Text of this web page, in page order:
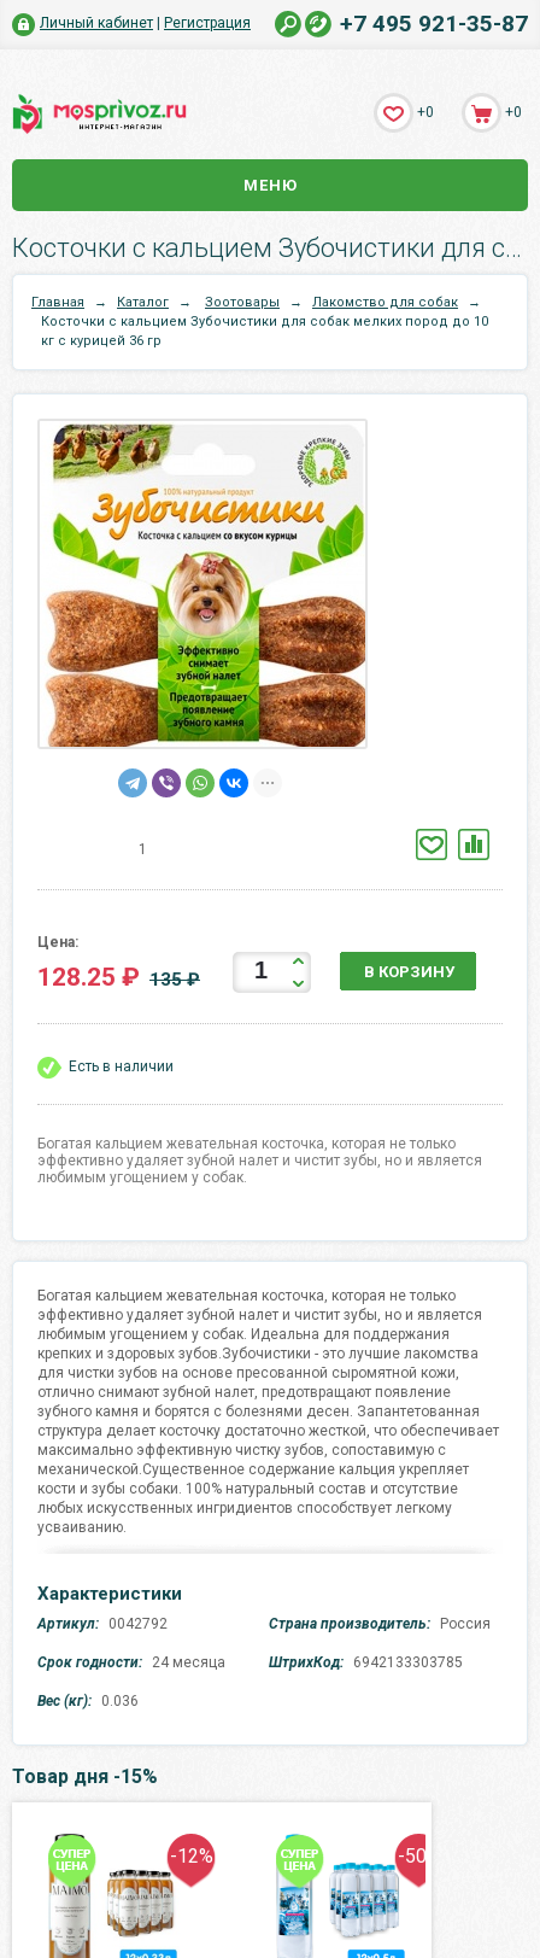
Личный кабинет Регистрация +7 495 921-35-87
+0 +0
МЕНЮ
Косточки с кальцием Зубочистики для собак мелких пород до 10 кг с курицей 36 гр.
Главная → Каталог → Зоотовары → Лакомство для собак
→
Косточки с кальцием Зубочистики для собак мелких пород до 10
кг с курицей 36 гр
1
Цена:
128.25 ₽ 135 ₽ В КОРЗИНУ
Есть в наличии
Богатая кальцием жевательная косточка, которая не только
эффективно удаляет зубной налет и чистит зубы, но и является
любимым угощением у собак.
Богатая кальцием жевательная косточка, которая не только
эффективно удаляет зубной налет и чистит зубы, но и является
любимым угощением у собак. Идеальна для поддержания
крепких и здоровых зубов.Зубочистики - это лучшие лакомства
для чистки зубов на основе пресованной сыромятной кожи,
отлично снимают зубной налет, предотвращают появление
зубного камня и борятся с болезнями десен. Запантетованная
структура делает косточку достаточно жесткой, что обеспечивает
максимально эффективную чистку зубов, сопоставимую с
механической.Существенное содержание кальция укрепляет
кости и зубы собаки. 100% натуральный состав и отсутствие
любых искусственных ингридиентов способствует легкому
усваиванию.
Характеристики
Артикул: 0042792 Страна производитель: Россия
Срок годности: 24 месяца ШтрихКод: 6942133303785
Вес (кг): 0.036
Товар дня -15%
-12% -50%